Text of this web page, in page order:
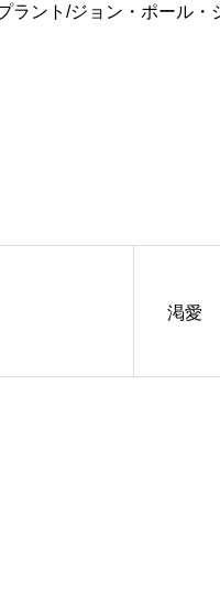
ラント/ジョン・ポール・
渇愛